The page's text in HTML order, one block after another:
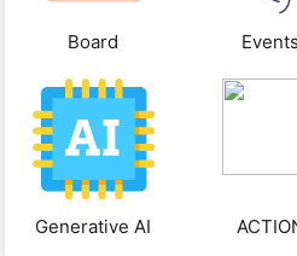
Board Events
Generative AI